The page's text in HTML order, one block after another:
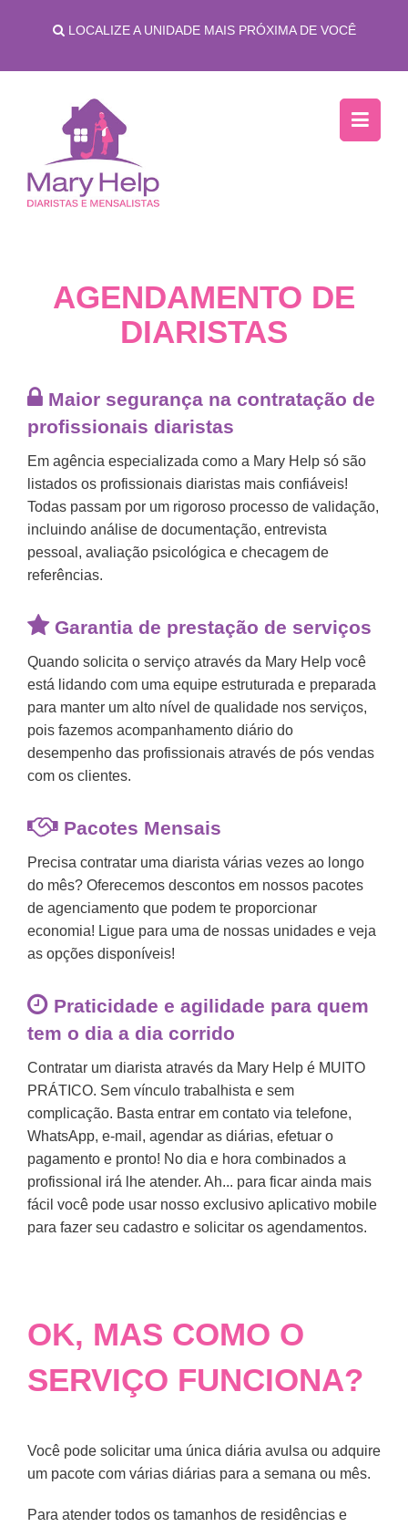
LOCALIZE A UNIDADE MAIS PRÓXIMA DE VOCÊ
AGENDAMENTO DE
DIARISTAS
Maior segurança na contratação de
profissionais diaristas
Em agência especializada como a Mary Help só são
listados os profissionais diaristas mais confiáveis!
Todas passam por um rigoroso processo de validação,
incluindo análise de documentação, entrevista
pessoal, avaliação psicológica e checagem de
referências.
Garantia de prestação de serviços
Quando solicita o serviço através da Mary Help você
está lidando com uma equipe estruturada e preparada
para manter um alto nível de qualidade nos serviços,
pois fazemos acompanhamento diário do
desempenho das profissionais através de pós vendas
com os clientes.
Pacotes Mensais
Precisa contratar uma diarista várias vezes ao longo
do mês? Oferecemos descontos em nossos pacotes
de agenciamento que podem te proporcionar
economia! Ligue para uma de nossas unidades e veja
as opções disponíveis!
Praticidade e agilidade para quem
tem o dia a dia corrido
Contratar um diarista através da Mary Help é MUITO
PRÁTICO. Sem vínculo trabalhista e sem
complicação. Basta entrar em contato via telefone,
WhatsApp, e-mail, agendar as diárias, efetuar o
pagamento e pronto! No dia e hora combinados a
profissional irá lhe atender. Ah... para ficar ainda mais
fácil você pode usar nosso exclusivo aplicativo mobile
para fazer seu cadastro e solicitar os agendamentos.
OK, MAS COMO O
SERVIÇO FUNCIONA?
Você pode solicitar uma única diária avulsa ou adquire
um pacote com várias diárias para a semana ou mês.
Para atender todos os tamanhos de residências e